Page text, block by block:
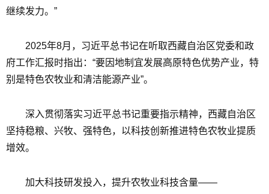
继续发力。”
2025年8月，习近平总书记在听取西藏自治区党委和政
府工作汇报时指出：“要因地制宜发展高原特色优势产业，特
别是特色农牧业和清洁能源产业”。
深入贯彻落实习近平总书记重要指示精神，西藏自治区
坚持稳粮、兴牧、强特色，以科技创新推进特色农牧业提质
增效。
加大科技研发投入，提升农牧业科技含量——